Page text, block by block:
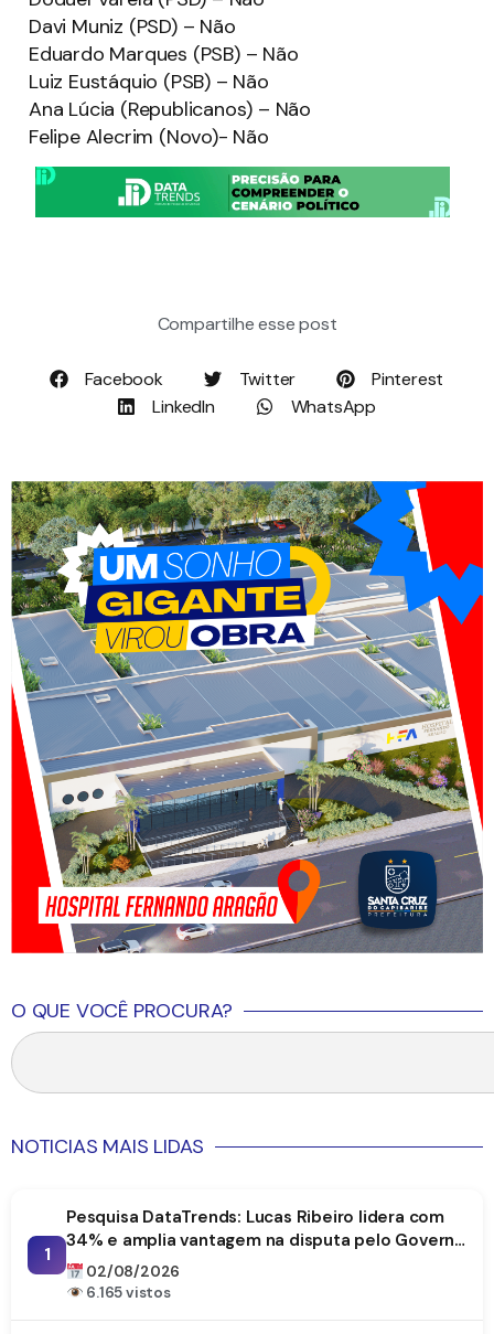
Davi Muniz (PSD) – Não
Eduardo Marques (PSB) – Não
Luiz Eustáquio (PSB) – Não
Ana Lúcia (Republicanos) – Não
Felipe Alecrim (Novo)- Não
Compartilhe esse post
Facebook Twitter
Pinterest
LinkedIn
WhatsApp
O QUE VOCÊ PROCURA?
NOTICIAS MAIS LIDAS
1
Pesquisa DataTrends: Lucas Ribeiro lidera com
34% e amplia vantagem na disputa pelo Governo
da Paraíba
02/08/2026
6.165 vistos